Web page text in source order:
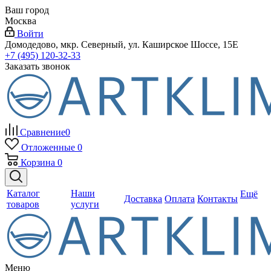
Ваш город
Москва
Войти
Домодедово, мкр. Северный, ул. Каширское Шоссе, 15Е
+7 (495) 120-32-33
Заказать звонок
Сравнение0
Отложенные 0
Корзина 0
Каталог
товаров
Наши
услуги
Доставка Оплата Контакты Ещё
Меню